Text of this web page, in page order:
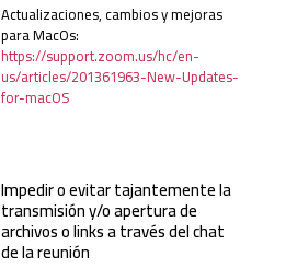
Actualizaciones, cambios y mejoras
para MacOs:
https://support.zoom.us/hc/en-
us/articles/201361963-New-Updates-
for-macOS
Impedir o evitar tajantemente la
transmisión y/o apertura de
archivos o links a través del chat
de la reunión